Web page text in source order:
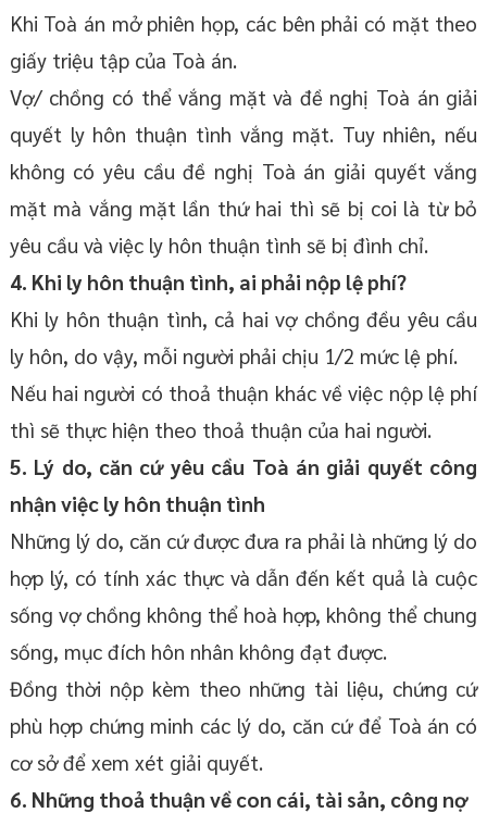
Khi Toà án mở phiên họp, các bên phải có mặt theo
giấy triệu tập của Toà án.
Vợ/ chồng có thể vắng mặt và đề nghị Toà án giải
quyết ly hôn thuận tình vắng mặt. Tuy nhiên, nếu
không có yêu cầu đề nghị Toà án giải quyết vắng
mặt mà vắng mặt lần thứ hai thì sẽ bị coi là từ bỏ
yêu cầu và việc ly hôn thuận tình sẽ bị đình chỉ.
4. Khi ly hôn thuận tình, ai phải nộp lệ phí?
Khi ly hôn thuận tình, cả hai vợ chồng đều yêu cầu
ly hôn, do vậy, mỗi người phải chịu 1/2 mức lệ phí.
Nếu hai người có thoả thuận khác về việc nộp lệ phí
thì sẽ thực hiện theo thoả thuận của hai người.
5. Lý do, căn cứ yêu cầu Toà án giải quyết công
nhận việc ly hôn thuận tình
Những lý do, căn cứ được đưa ra phải là những lý do
hợp lý, có tính xác thực và dẫn đến kết quả là cuộc
sống vợ chồng không thể hoà hợp, không thể chung
sống, mục đích hôn nhân không đạt được.
Đồng thời nộp kèm theo những tài liệu, chứng cứ
phù hợp chứng minh các lý do, căn cứ để Toà án có
cơ sở để xem xét giải quyết.
6. Những thoả thuận về con cái, tài sản, công nợ